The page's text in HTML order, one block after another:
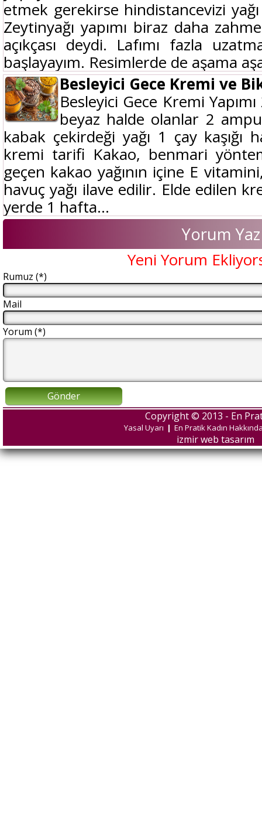
etmek gerekirse hindistancevizi
Zeytinyağı yapımı biraz daha
açıkçası deydi. Lafımı fazla
başlayayım. Resimlerde de aşama
Besleyici Gece Kremi ve
Besleyici Gece Kremi
beyaz halde olanlar 2
kabak çekirdeği yağı 1 çay kaşığı
kremi tarifi Kakao, benmari
geçen kakao yağının içine E
havuç yağı ilave edilir. Elde edilen
yerde 1 hafta...
Yorum Yaz
Yeni Yorum
Rumuz (*)
Mail
Yorum (*)
Gönder
Copyright © 2013 - En
Yasal Uyarı | En Pratik Kadın
izmir web tasarım